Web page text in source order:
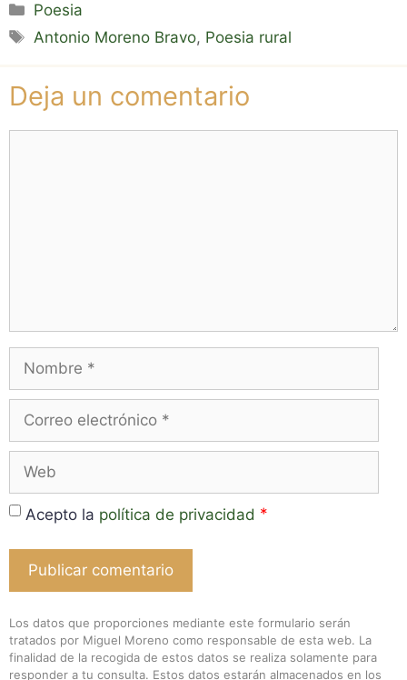
Categorías
Poesia
Etiquetas
Antonio Moreno Bravo, Poesia rural
Deja un comentario
Nombre
Correo
Web
Acepto la política de privacidad *
Los datos que proporciones mediante este formulario serán
tratados por Miguel Moreno como responsable de esta web. La
finalidad de la recogida de estos datos se realiza solamente para
responder a tu consulta. Estos datos estarán almacenados en los